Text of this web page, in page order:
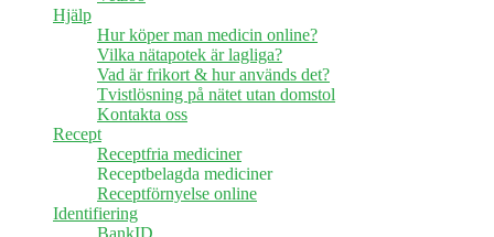
Hjälp
Hur köper man medicin online?
Vilka nätapotek är lagliga?
Vad är frikort & hur används det?
Tvistlösning på nätet utan domstol
Kontakta oss
Recept
Receptfria mediciner
Receptbelagda mediciner
Receptförnyelse online
Identifiering
BankID